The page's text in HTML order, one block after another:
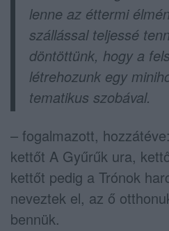
lenne az éttermi
szállással teljessé
döntöttünk, hogy a
létrehozunk egy
tematikus szobával.
– fogalmazott,
kettőt A Gyűrűk ura,
kettőt pedig a Trónok
neveztek el, az ő
bennük.